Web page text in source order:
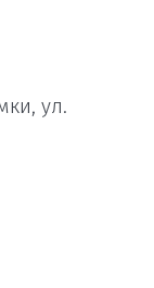
ул.